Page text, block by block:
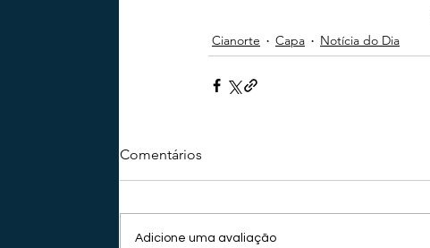
Cianorte Capa Notícia do Dia
Comentários
Adicione uma avaliação